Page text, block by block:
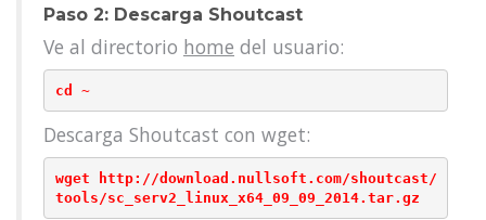
Paso 2: Descarga Shoutcast
Ve al directorio home del usuario:
cd ~
Descarga Shoutcast con wget:
wget http://download.nullsoft.com/shoutcast/